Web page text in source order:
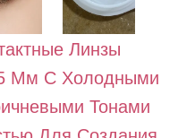
Линзы
Мм С Холодными
Тонами